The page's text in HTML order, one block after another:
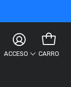
ACCESO CARRO